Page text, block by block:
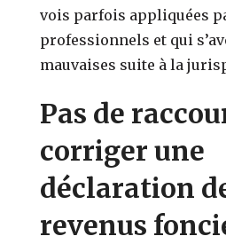
vois parfois appliquées
professionnels et qui
mauvaises suite à la
Pas de
corriger une
déclaration
revenus